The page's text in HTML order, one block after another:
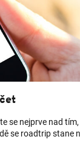
se nejprve nad
se roadtrip stane